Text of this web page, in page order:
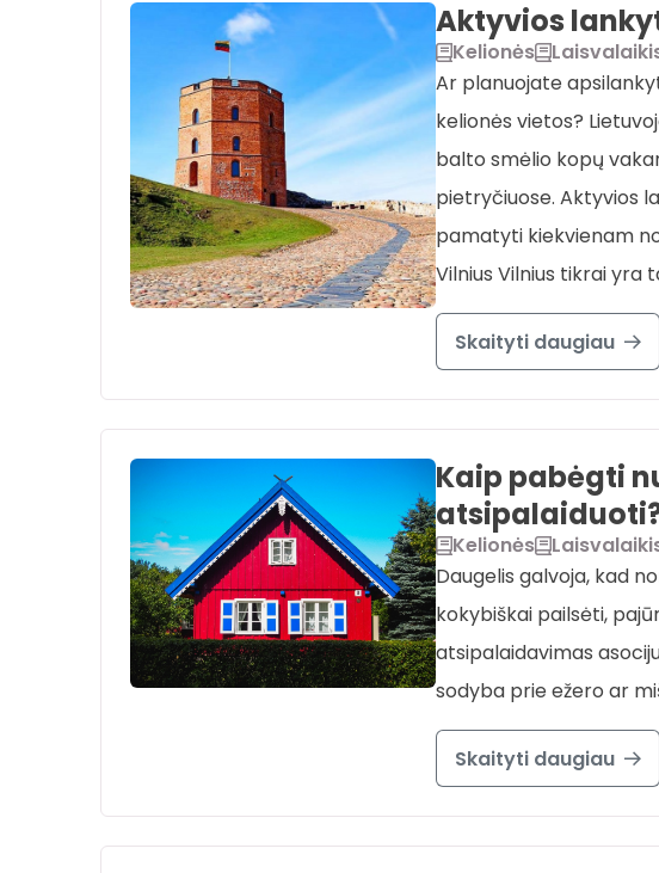
Aktyvios
Kelionės
Ar planuojate
kelionės vietos?
balto smėlio kopų
pietryčiuose. Aktyvios
pamatyti kiekvienam
Vilnius Vilnius tikrai yra
Skaityti daugiau
Kaip pabėgti
Kelionės
Daugelis galvoja, kad
kokybiškai pailsėti,
atsipalaidavimas
sodyba prie ežero ar
Skaityti daugiau